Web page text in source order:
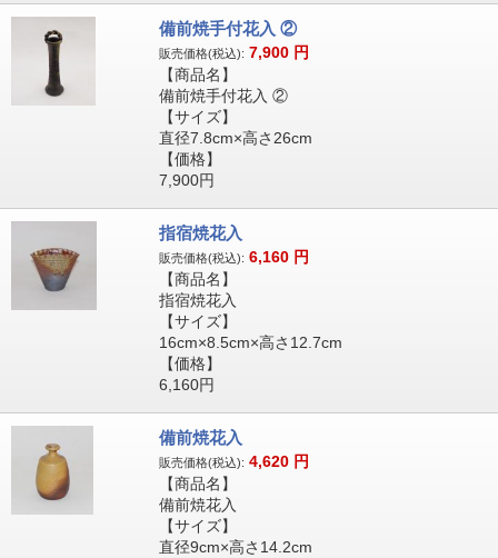
備前焼手付花入 ②
販売価格(税込): 7,900 円
【商品名】
備前焼手付花入 ②
【サイズ】
直径7.8cm×高さ26cm
【価格】
7,900円
指宿焼花入
販売価格(税込): 6,160 円
【商品名】
指宿焼花入
【サイズ】
16cm×8.5cm×高さ12.7cm
【価格】
6,160円
備前焼花入
販売価格(税込): 4,620 円
【商品名】
備前焼花入
【サイズ】
直径9cm×高さ14.2cm